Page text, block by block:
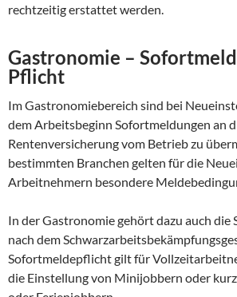
rechtzeitig erstattet werden.
Gastronomie –
Pflicht
Im Gastronomiebereich sind bei
dem Arbeitsbeginn Sofortmeldungen an
Rentenversicherung vom Betrieb zu
bestimmten Branchen gelten für die
Arbeitnehmern besondere
In der Gastronomie gehört dazu auch
nach dem
Sofortmeldepflicht gilt für
die Einstellung von Minijobbern oder